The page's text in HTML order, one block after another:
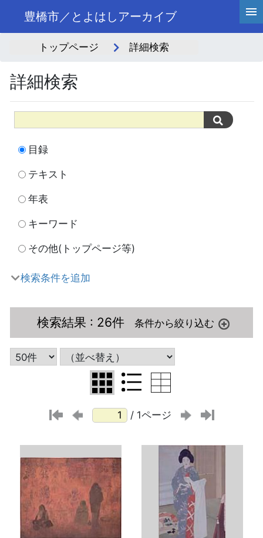
豊橋市／とよはしアーカイブ
トップページ 詳細検索
詳細検索
目録
テキスト
年表
キーワード
その他(トップページ等)
検索条件を追加
検索結果 : 26件
/ 1ページ